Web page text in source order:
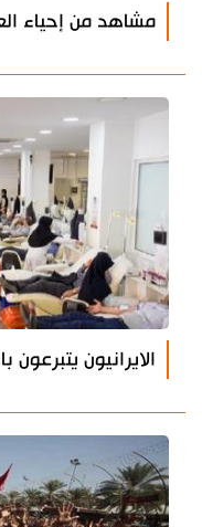
مشاهد من إحياء
الايرانيون